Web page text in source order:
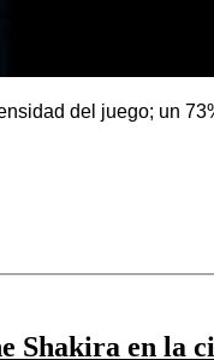
del juego; un
Shakira en la